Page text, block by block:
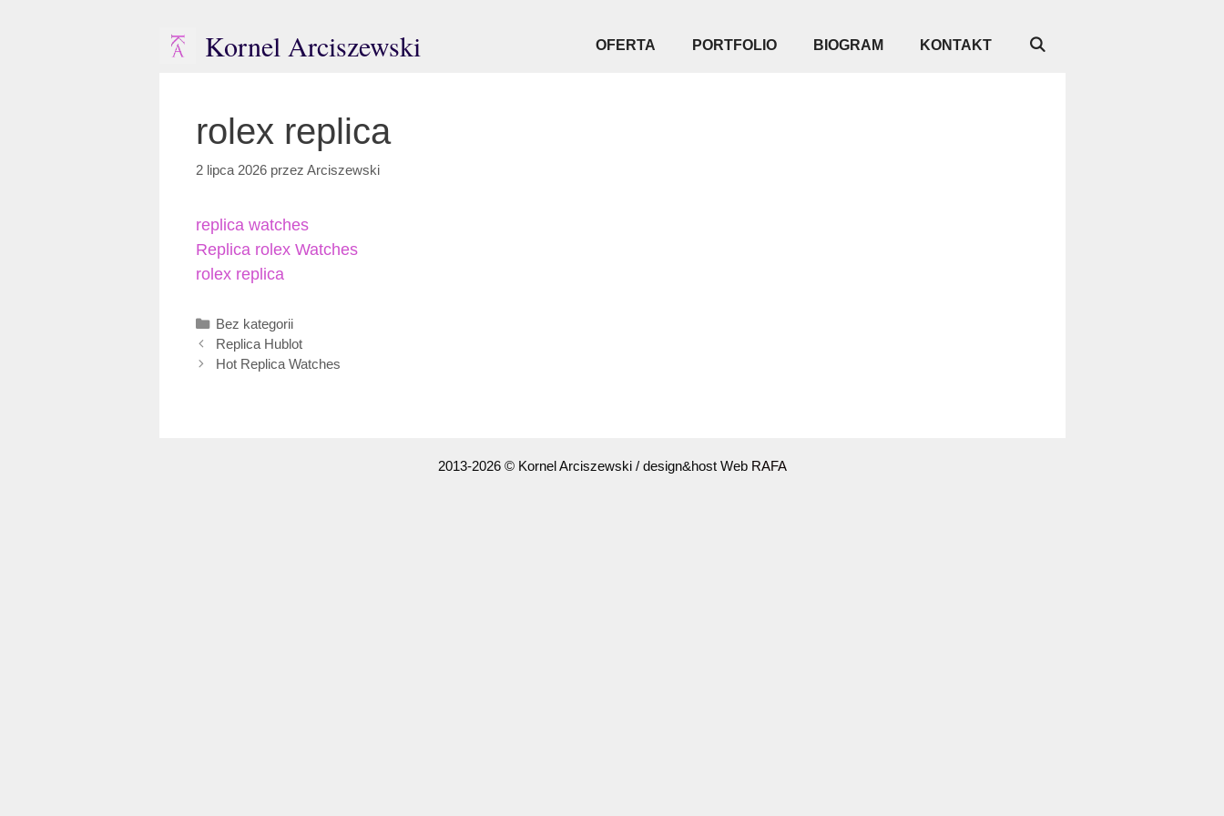
Kornel Arciszewski OFERTA PORTFOLIO BIOGRAM KONTAKT
rolex replica
2 lipca 2026 przez Arciszewski
replica watches
Replica rolex Watches
rolex replica
Kategorie
Bez kategorii
Replica Hublot
Hot Replica Watches
2013-2026 © Kornel Arciszewski / design&host Web RAFA